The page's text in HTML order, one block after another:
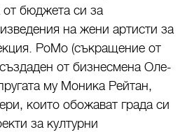
от бюджета си за
на жени артисти за
PoMo (съкращение от
от бизнесмена Оле-
му Моника Рейтан,
които обожават града си
за културни